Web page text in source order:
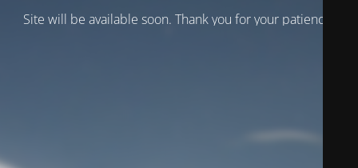
Site will be available soon. Thank you for your patience!